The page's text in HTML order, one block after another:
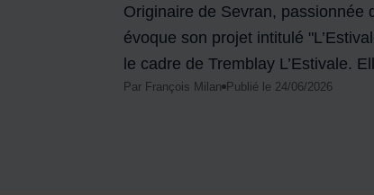
Originaire de Sevran, passionnée
évoque son projet intitulé
le cadre de Tremblay L’Estivale.
Par François Milan Publié le 24/06/2026